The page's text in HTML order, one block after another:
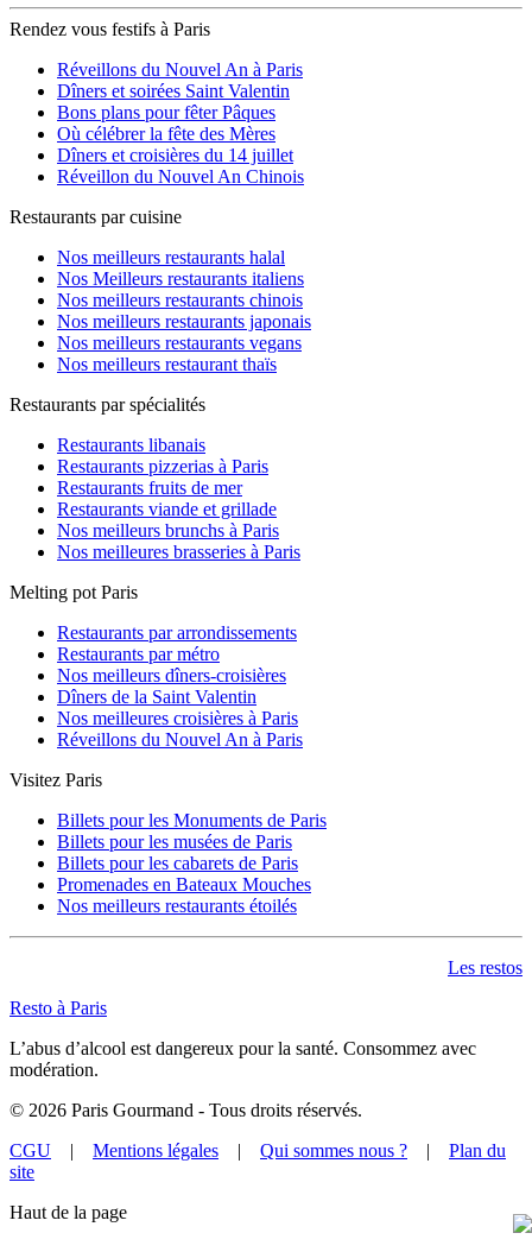
Rendez vous festifs à Paris
Réveillons du Nouvel An à Paris
Dîners et soirées Saint Valentin
Bons plans pour fêter Pâques
Où célébrer la fête des Mères
Dîners et croisières du 14 juillet
Réveillon du Nouvel An Chinois
Restaurants par cuisine
Nos meilleurs restaurants halal
Nos Meilleurs restaurants italiens
Nos meilleurs restaurants chinois
Nos meilleurs restaurants japonais
Nos meilleurs restaurants vegans
Nos meilleurs restaurant thaïs
Restaurants par spécialités
Restaurants libanais
Restaurants pizzerias à Paris
Restaurants fruits de mer
Restaurants viande et grillade
Nos meilleurs brunchs à Paris
Nos meilleures brasseries à Paris
Melting pot Paris
Restaurants par arrondissements
Restaurants par métro
Nos meilleurs dîners-croisières
Dîners de la Saint Valentin
Nos meilleures croisières à Paris
Réveillons du Nouvel An à Paris
Visitez Paris
Billets pour les Monuments de Paris
Billets pour les musées de Paris
Billets pour les cabarets de Paris
Promenades en Bateaux Mouches
Nos meilleurs restaurants étoilés
Les restos
Resto à Paris
L’abus d’alcool est dangereux pour la santé. Consommez avec
modération.
© 2026 Paris Gourmand - Tous droits réservés.
CGU | Mentions légales | Qui sommes nous ? | Plan du
site
Haut de la page